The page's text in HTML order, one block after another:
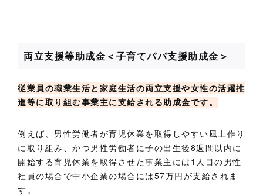
両立支援等助成金＜子育てパパ支援助成金＞
従業員の職業生活と家庭生活の両立支援や女性の活躍推
進等に取り組む事業主に支給される助成金です。
例えば、男性労働者が育児休業を取得しやすい風土作り
に取り組み、かつ男性労働者に子の出生後8週間以内に
開始する育児休業を取得させた事業主には1人目の男性
社員の場合で中小企業の場合には57万円が支給されま
す。